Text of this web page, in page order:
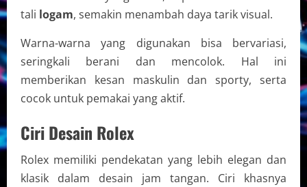
tali logam, semakin menambah daya tarik visual.
Warna-warna yang digunakan bisa bervariasi,
seringkali berani dan mencolok. Hal ini
memberikan kesan maskulin dan sporty, serta
cocok untuk pemakai yang aktif.
Ciri Desain Rolex
Rolex memiliki pendekatan yang lebih elegan dan
klasik dalam desain jam tangan. Ciri khasnya